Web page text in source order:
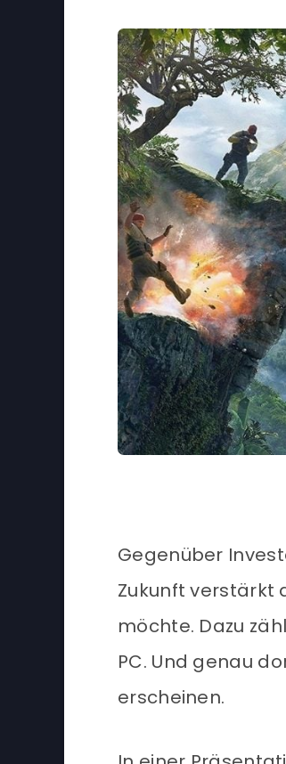
Gegenüber
Zukunft verstärkt
möchte. Dazu
PC. Und genau
erscheinen.